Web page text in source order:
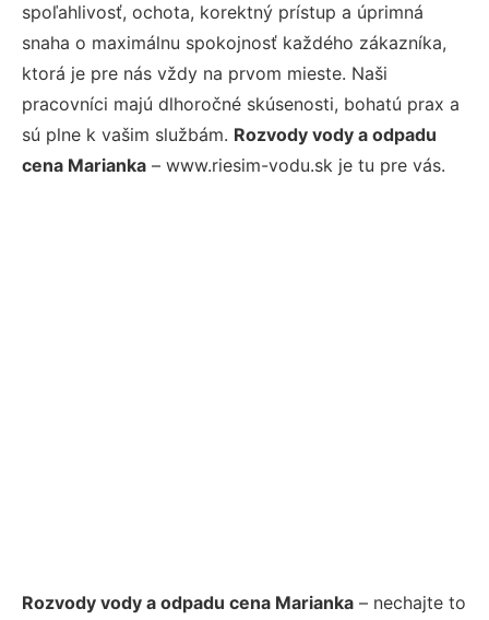
spoľahlivosť, ochota, korektný prístup a úprimná
snaha o maximálnu spokojnosť každého zákazníka,
ktorá je pre nás vždy na prvom mieste. Naši
pracovníci majú dlhoročné skúsenosti, bohatú prax a
sú plne k vašim službám. Rozvody vody a odpadu
cena Marianka – www.riesim-vodu.sk je tu pre vás.
Rozvody vody a odpadu cena Marianka – nechajte to